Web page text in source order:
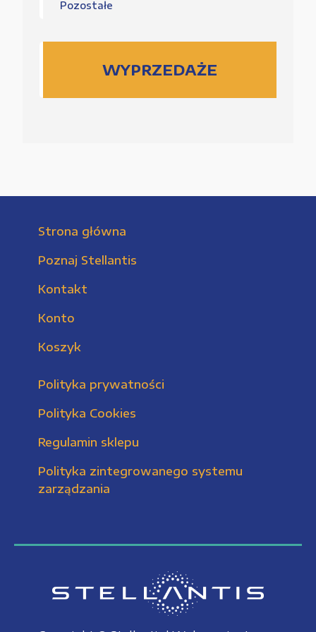
Pozostałe
WYPRZEDAŻE
Strona główna
Poznaj Stellantis
Kontakt
Konto
Koszyk
Polityka prywatności
Polityka Cookies
Regulamin sklepu
Polityka zintegrowanego systemu
zarządzania